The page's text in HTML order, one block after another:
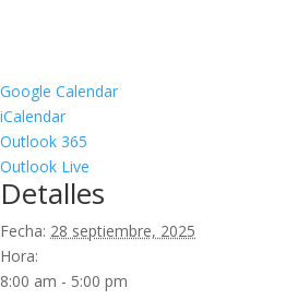
Google Calendar
iCalendar
Outlook 365
Outlook Live
Detalles
Fecha: 28 septiembre, 2025
Hora:
8:00 am - 5:00 pm